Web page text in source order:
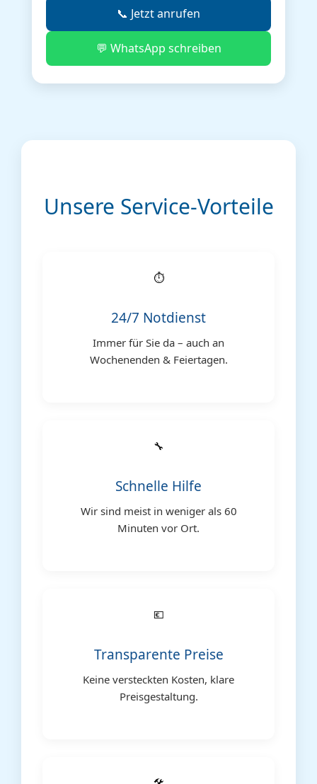
📞 Jetzt anrufen
💬 WhatsApp schreiben
Unsere Service-Vorteile
⏱️
24/7 Notdienst
Immer für Sie da – auch an
Wochenenden & Feiertagen.
🔧
Schnelle Hilfe
Wir sind meist in weniger als 60
Minuten vor Ort.
💶
Transparente Preise
Keine versteckten Kosten, klare
Preisgestaltung.